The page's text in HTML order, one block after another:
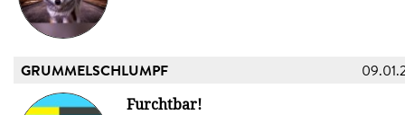
GRUMMELSCHLUMPF
Furchtbar!